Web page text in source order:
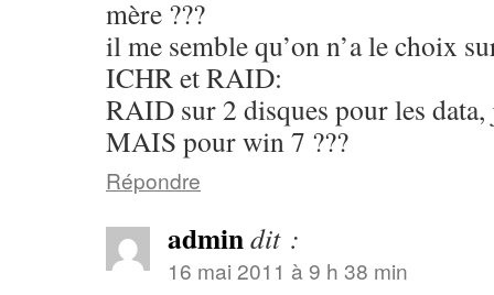
mère ???
il me semble qu’on n’a le choix
ICHR et RAID:
RAID sur 2 disques pour les
MAIS pour win 7 ???
Répondre
admindit :
16 mai 2011 à 9 h 38 min